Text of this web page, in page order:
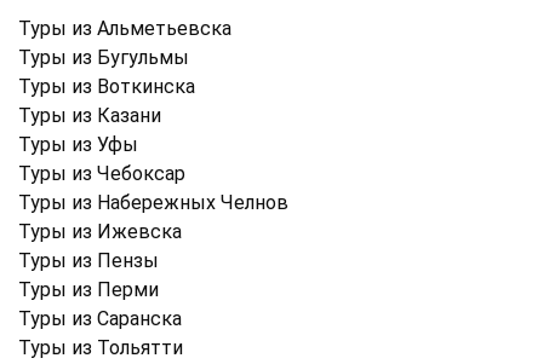
Туры из Альметьевска
Туры из Бугульмы
Туры из Воткинска
Туры из Казани
Туры из Уфы
Туры из Чебоксар
Туры из Набережных Челнов
Туры из Ижевска
Туры из Пензы
Туры из Перми
Туры из Саранска
Туры из Тольятти